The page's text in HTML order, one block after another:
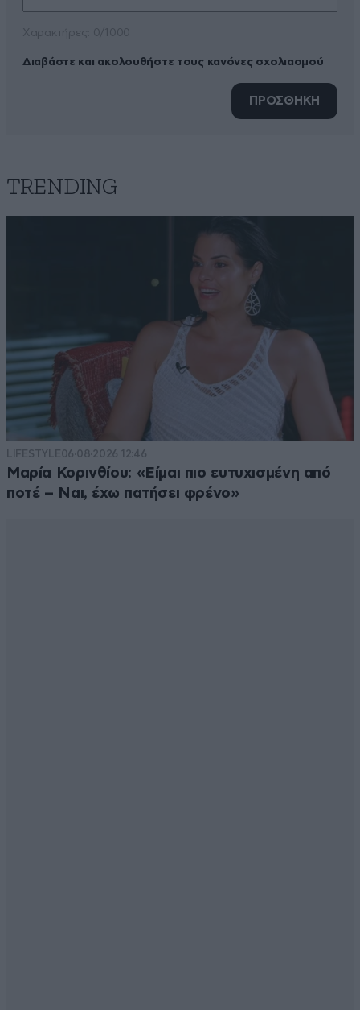
Διαβάστε και ακολουθήστε τους κανόνες σχολιασμού
ΠΡΟΣΘΗΚΗ
TRENDING
LIFESTYLE06·08·2026 12:46
Μαρία Κορινθίου: «Είμαι πιο ευτυχισμένη από
ποτέ – Ναι, έχω πατήσει φρένο»